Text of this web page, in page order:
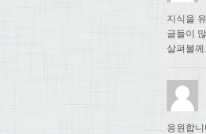
지식을
글들이
살펴볼께
응원합